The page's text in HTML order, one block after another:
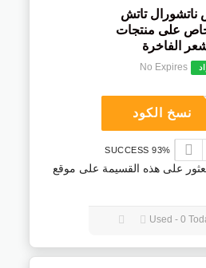
تاتش
على منتجات
الفاخرة
No Expires
نسخ الكود
93% SUCCESS
على هذه القسيمة على موقع